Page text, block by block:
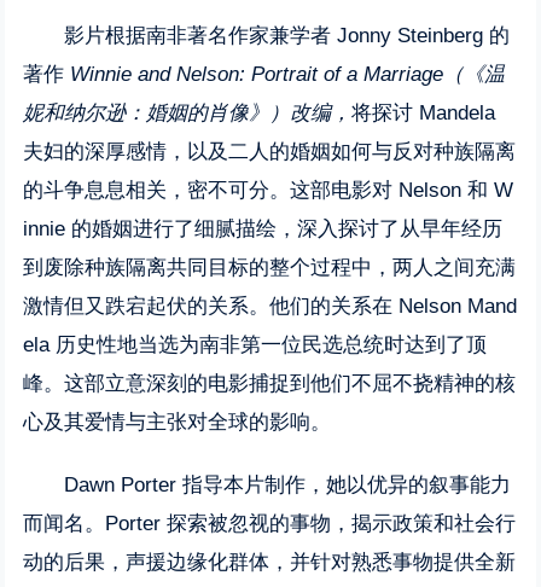
影片根据南非著名作家兼学者 Jonny Steinberg 的
著作 Winnie and Nelson: Portrait of a Marriage （《温
妮和纳尔逊：婚姻的肖像》） 改编，将探讨 Mandela
夫妇的深厚感情，以及二人的婚姻如何与反对种族隔离
的斗争息息相关，密不可分。这部电影对 Nelson 和 W
innie 的婚姻进行了细腻描绘，深入探讨了从早年经历
到废除种族隔离共同目标的整个过程中，两人之间充满
激情但又跌宕起伏的关系。他们的关系在 Nelson Mand
ela 历史性地当选为南非第一位民选总统时达到了顶
峰。这部立意深刻的电影捕捉到他们不屈不挠精神的核
心及其爱情与主张对全球的影响。
Dawn Porter 指导本片制作，她以优异的叙事能力
而闻名。Porter 探索被忽视的事物，揭示政策和社会行
动的后果，声援边缘化群体，并针对熟悉事物提供全新